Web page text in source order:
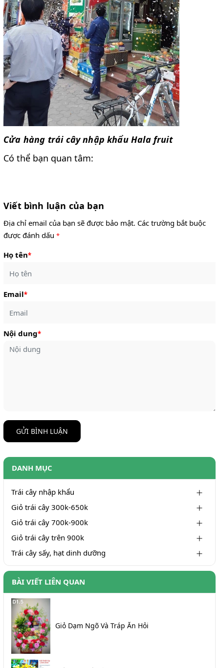
Cửa hàng trái cây nhập khẩu Hala fruit
Có thể bạn quan tâm:
Viết bình luận của bạn
Địa chỉ email của bạn sẽ được bảo mật. Các trường bắt buộc
được đánh dấu *
Họ tên*
Email*
Nội dung*
GỬI BÌNH LUẬN
DANH MỤC
Trái cây nhập khẩu
Giỏ trái cây 300k-650k
Giỏ trái cây 700k-900k
Giỏ trái cây trên 900k
Trái cây sấy, hạt dinh dưỡng
BÀI VIẾT LIÊN QUAN
Giỏ Dạm Ngõ Và Tráp Ăn Hỏi